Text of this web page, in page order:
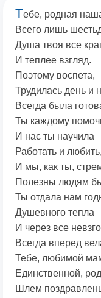
Тебе, родная
Всего лишь
Душа твоя все
И теплее взгляд.
Поэтому воспета,
Трудилась день и
Всегда была
Ты каждому
И нас ты научила
Работать и любить,
И мы, как ты,
Полезны людям
Ты отдала нам
Душевного тепла
И через все
Всегда вперед
Тебе, любимой
Единственной,
Шлем